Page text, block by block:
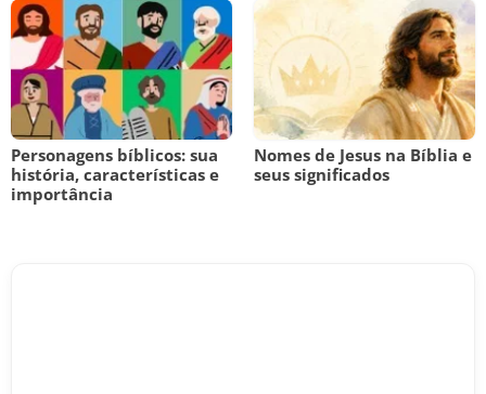
Personagens bíblicos: sua
história, características e
importância
Nomes de Jesus na Bíblia e
seus significados